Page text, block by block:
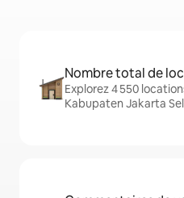
Nombre total de
Explorez 4 550
Kabupaten Jakarta